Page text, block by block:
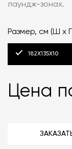
лаундж-зонах.
Размер, см (Ш х
182Х135Х10
Цена